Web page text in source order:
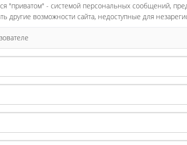
"приватом" - системой персональных сообщений,
другие возможности сайта, недоступные для